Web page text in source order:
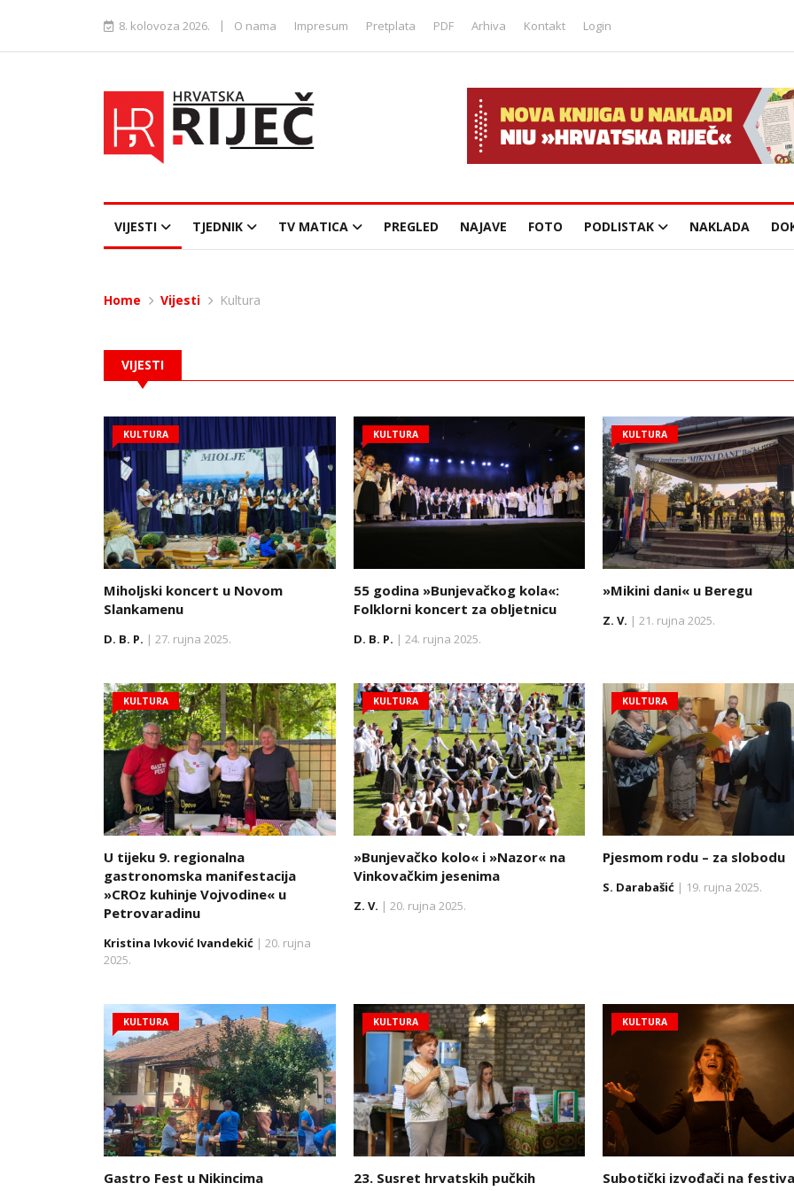
8. kolovoza 2026. | O nama Impresum Pretplata PDF Arhiva Kontakt Login
VIJESTI TJEDNIK TV MATICA PREGLED NAJAVE FOTO PODLISTAK NAKLADA
Home Vijesti Kultura
VIJESTI
KULTURA
Miholjski koncert u Novom
Slankamenu
D. B. P. | 27. rujna 2025.
KULTURA
55 godina »Bunjevačkog kola«:
Folklorni koncert za obljetnicu
D. B. P. | 24. rujna 2025.
KULTURA
»Mikini dani« u Beregu
Z. V. | 21. rujna 2025.
KULTURA
U tijeku 9. regionalna
gastronomska manifestacija
»CROz kuhinje Vojvodine« u
Petrovaradinu
Kristina Ivković Ivandekić | 20. rujna
2025.
KULTURA
»Bunjevačko kolo« i »Nazor« na
Vinkovačkim jesenima
Z. V. | 20. rujna 2025.
KULTURA
Pjesmom rodu – za slobodu
S. Darabašić | 19. rujna 2025.
KULTURA
Gastro Fest u Nikincima
KULTURA
23. Susret hrvatskih pučkih
KULTURA
Subotički izvođači na